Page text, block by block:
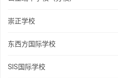
崇正学校
东西方国际学校
SIS国际学校